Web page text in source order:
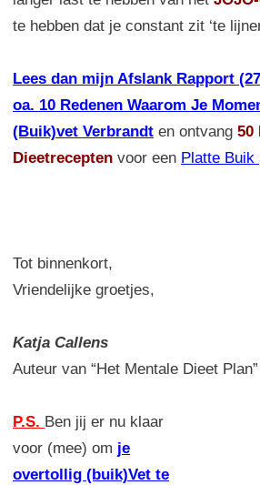
te hebben dat je constant zit ‘te
Lees dan mijn Afslank Rapport
oa. 10 Redenen Waarom Je
(Buik)vet Verbrandt en ontvang 50
Dieetrecepten voor een Platte Buik
Tot binnenkort,
Vriendelijke groetjes,
Katja Callens
Auteur van “Het Mentale Dieet Plan”
P.S. Ben jij er nu klaar
voor (mee) om je
overtollig (buik)Vet te